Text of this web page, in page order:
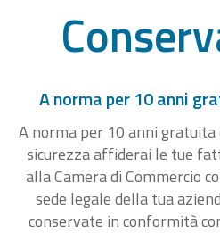
A norma per 10 anni
A norma per 10 anni
sicurezza affiderai le tue
alla Camera di Commercio
sede legale della tua
conservate in conformità